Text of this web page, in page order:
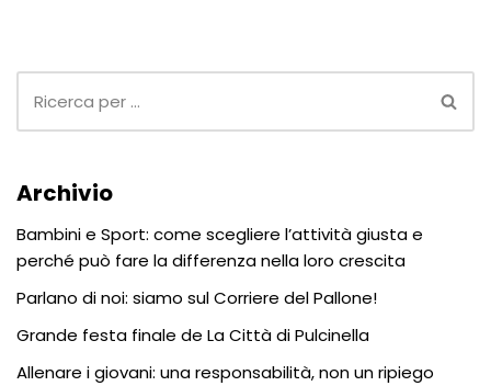
Archivio
Bambini e Sport: come scegliere l’attività giusta e
perché può fare la differenza nella loro crescita
Parlano di noi: siamo sul Corriere del Pallone!
Grande festa finale de La Città di Pulcinella
Allenare i giovani: una responsabilità, non un ripiego